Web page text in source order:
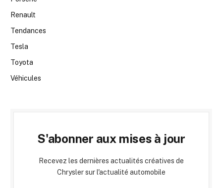
Renault
Tendances
Tesla
Toyota
Véhicules
S'abonner aux mises à jour
Recevez les dernières actualités créatives de
Chrysler sur l'actualité automobile